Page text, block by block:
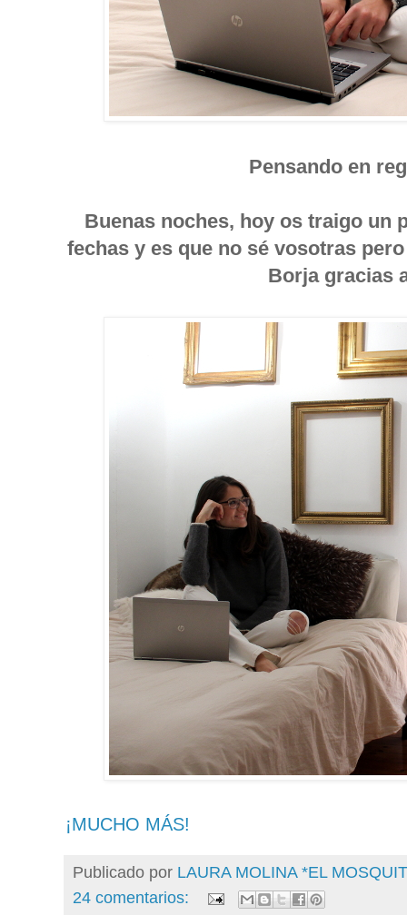
Pensando en
Buenas noches, hoy os traigo un
fechas y es que no sé vosotras
Borja gracias
¡MUCHO MÁS!
Publicado por LAURA MOLINA *EL
24 comentarios: